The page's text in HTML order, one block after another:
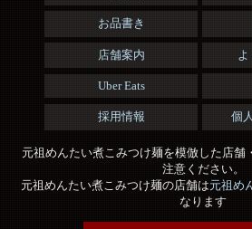
お品書き
店舗案内
Uber Eats
採用情報 個
元祖めんたい煮こみつけ麺を模倣した店舗
注意ください。
元祖めんたい煮こみつけ麺の店舗は元祖め
なります